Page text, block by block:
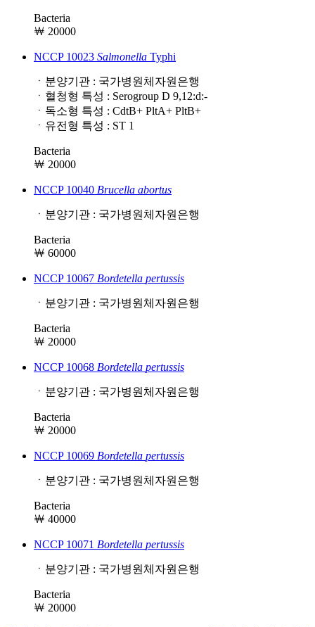
Bacteria
￦ 20000
NCCP 10023 Salmonella Typhi
ㆍ분양기관 : 국가병원체자원은행
ㆍ혈청형 특성 : Serogroup D 9,12:d:-
ㆍ독소형 특성 : CdtB+ PltA+ PltB+
ㆍ유전형 특성 : ST 1
Bacteria
￦ 20000
NCCP 10040 Brucella abortus
ㆍ분양기관 : 국가병원체자원은행
Bacteria
￦ 60000
NCCP 10067 Bordetella pertussis
ㆍ분양기관 : 국가병원체자원은행
Bacteria
￦ 20000
NCCP 10068 Bordetella pertussis
ㆍ분양기관 : 국가병원체자원은행
Bacteria
￦ 20000
NCCP 10069 Bordetella pertussis
ㆍ분양기관 : 국가병원체자원은행
Bacteria
￦ 40000
NCCP 10071 Bordetella pertussis
ㆍ분양기관 : 국가병원체자원은행
Bacteria
￦ 20000